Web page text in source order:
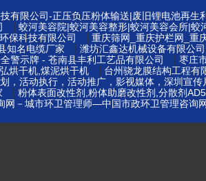
有限公司-正压负压粉体输送|废旧锂电池再生
蛟河美容院|蛟河美容整形|蛟河美容会所|蛟
保科技有限公司
重庆筛网_重庆护栏网_重
知名电缆厂家 潍坊汇鑫达机械设备有限公司
警示牌 - 苍南县丰利工艺品有限公司
枣庄
烘干机,煤泥烘干机 台州骁龙膜结构工程有
，活动执行，活动推广，影视媒体，深圳宣传
粉体表面改性剂,粉体助磨改性剂,分散剂
－城市环卫管理师—中国市政环卫管理咨询网